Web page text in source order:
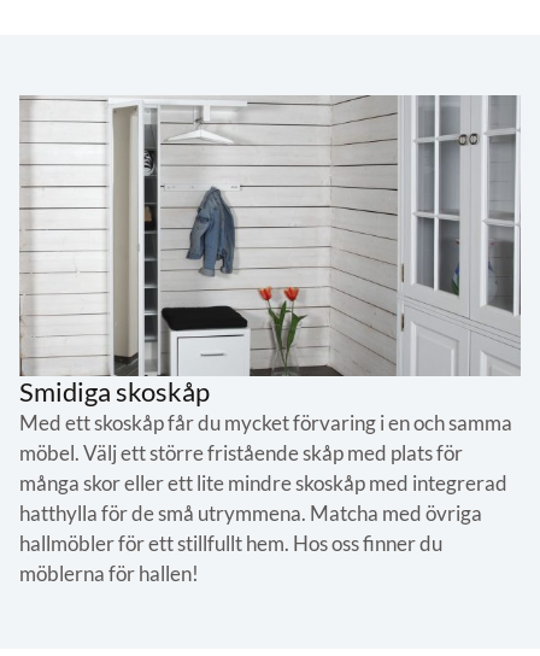
Smidiga skoskåp
Med ett skoskåp får du mycket förvaring i en och samma
möbel. Välj ett större fristående skåp med plats för
många skor eller ett lite mindre skoskåp med integrerad
hatthylla för de små utrymmena. Matcha med övriga
hallmöbler för ett stillfullt hem. Hos oss finner du
möblerna för hallen!